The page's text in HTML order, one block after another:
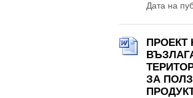
Дата на
ПРОЕКТ
ЗА